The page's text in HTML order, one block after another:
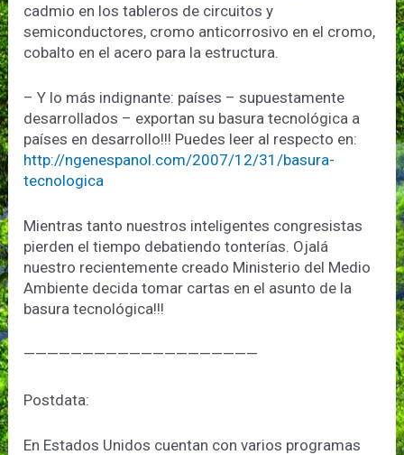
cadmio en los tableros de circuitos y
semiconductores, cromo anticorrosivo en el cromo,
cobalto en el acero para la estructura.
– Y lo más indignante: países – supuestamente
desarrollados – exportan su basura tecnológica a
países en desarrollo!!! Puedes leer al respecto en:
http://ngenespanol.com/2007/12/31/basura-
tecnologica
Mientras tanto nuestros inteligentes congresistas
pierden el tiempo debatiendo tonterías. Ojalá
nuestro recientemente creado Ministerio del Medio
Ambiente decida tomar cartas en el asunto de la
basura tecnológica!!!
————————————————————
Postdata:
En Estados Unidos cuentan con varios programas